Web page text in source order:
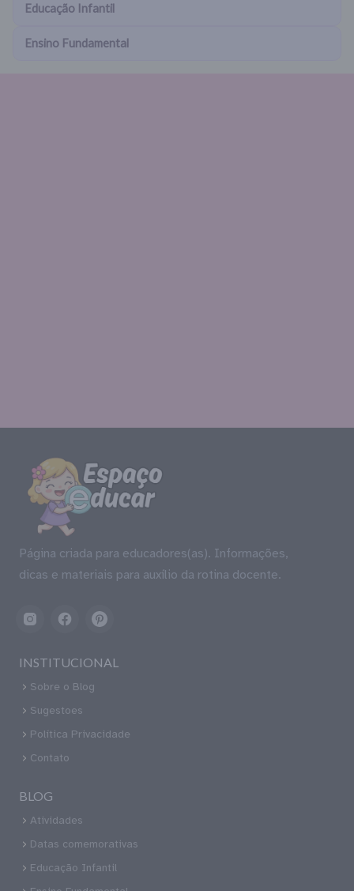
Educação Infantil
Ensino Fundamental
Página criada para educadores(as). Informações,
dicas e materiais para auxílio da rotina docente.
INSTITUCIONAL
Sobre o Blog
Sugestoes
Política Privacidade
Contato
BLOG
Atividades
Datas comemorativas
Educação Infantil